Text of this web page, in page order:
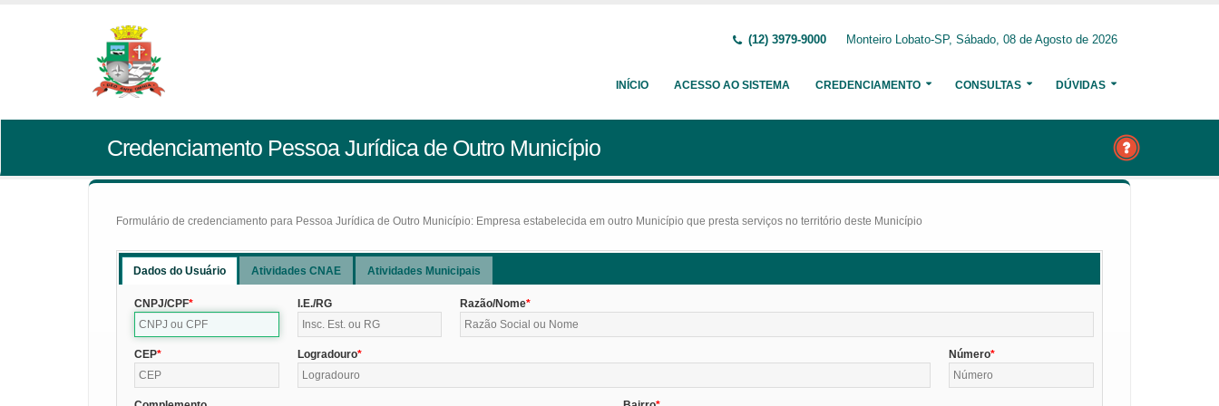
(12) 3979-9000 Monteiro Lobato-SP, Sábado, 08 de Agosto de 2026
INÍCIO ACESSO AO SISTEMA CREDENCIAMENTO CONSULTAS DÚVIDAS
Credenciamento Pessoa Jurídica de Outro Município
Formulário de credenciamento para Pessoa Jurídica de Outro Município: Empresa estabelecida em outro Município que presta serviços no território deste Município
Dados do Usuário Atividades CNAE Atividades Municipais
CNPJ/CPF I.E./RG Razão/Nome
CEP Logradouro Número